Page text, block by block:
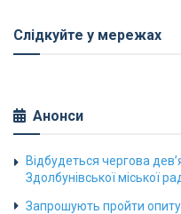
Слідкуйте у мережах
Анонси
Відбудеться чергова
Здолбунівської міської
Запрошують пройти